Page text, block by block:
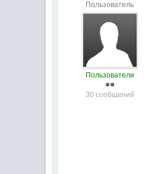
Пользователь
Пользователи
30 сообщений